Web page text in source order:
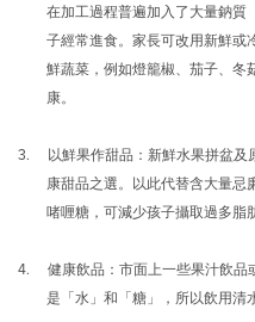
在加工過程普遍加入了大量鈉質
子經常進食。家長可改用新鮮或
鮮蔬菜，例如燈籠椒、茄子、冬
康。
3. 以鮮果作甜品：新鮮水果拼盆及
康甜品之選。以此代替含大量忌
啫喱糖，可減少孩子攝取過多脂
4. 健康飲品：市面上一些果汁飲品
是「水」和「糖」，所以飲用清